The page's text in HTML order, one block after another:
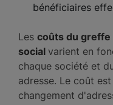
bénéficiaires
Les coûts du
social varient en
chaque société et
adresse. Le coût
changement